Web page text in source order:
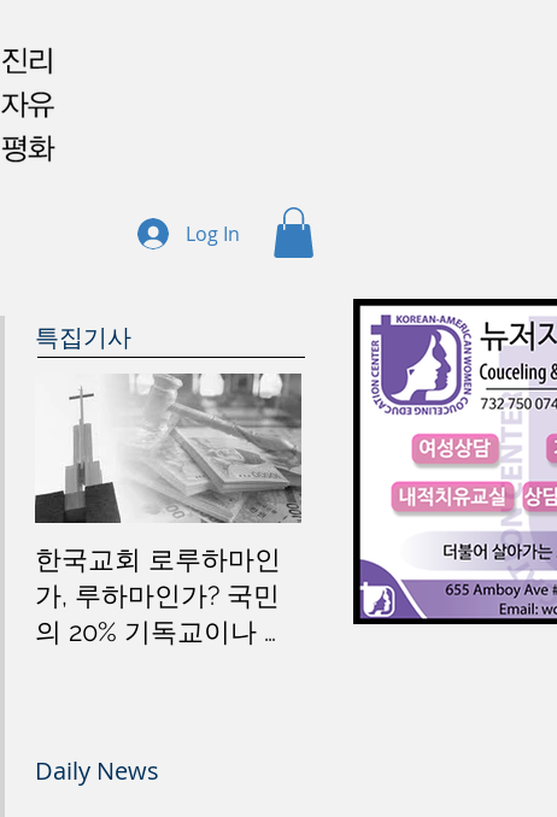
Log In
특집기사
한국교회 로루하마인
가, 루하마인가? 국민
의 20% 기독교이나 소
Daily News